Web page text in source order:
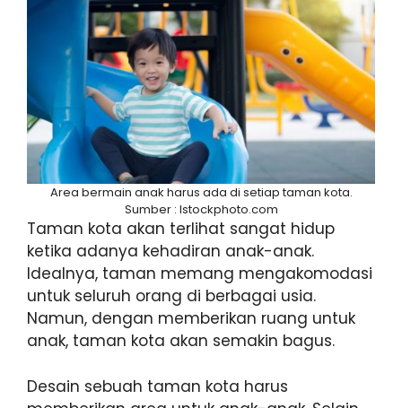
Area bermain anak harus ada di setiap taman kota.
Sumber : Istockphoto.com
Taman kota akan terlihat sangat hidup
ketika adanya kehadiran anak-anak.
Idealnya, taman memang mengakomodasi
untuk seluruh orang di berbagai usia.
Namun, dengan memberikan ruang untuk
anak, taman kota akan semakin bagus.
Desain sebuah taman kota harus